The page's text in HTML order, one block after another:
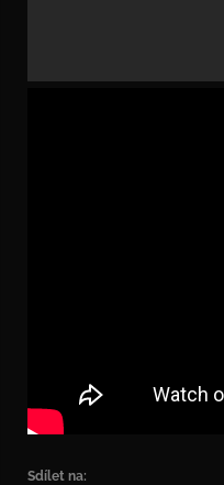
Sdílet na: